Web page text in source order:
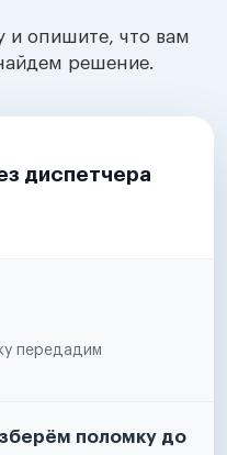
и опишите, что вам
решение.
диспетчера
передадим
поломку до